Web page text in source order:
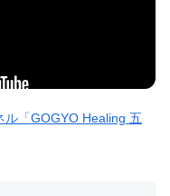
ル「GOGYO Healing 五